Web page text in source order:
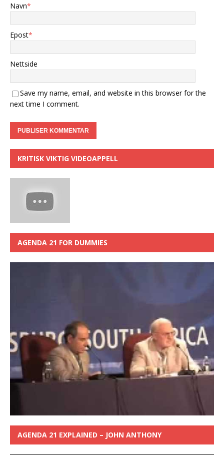
Navn*
Epost*
Nettside
Save my name, email, and website in this browser for the
next time I comment.
KRITISK VIKTIG VIDEOAPPELL
AGENDA 21 FOR DUMMIES
AGENDA 21 EXPLAINED – JOHN ANTHONY